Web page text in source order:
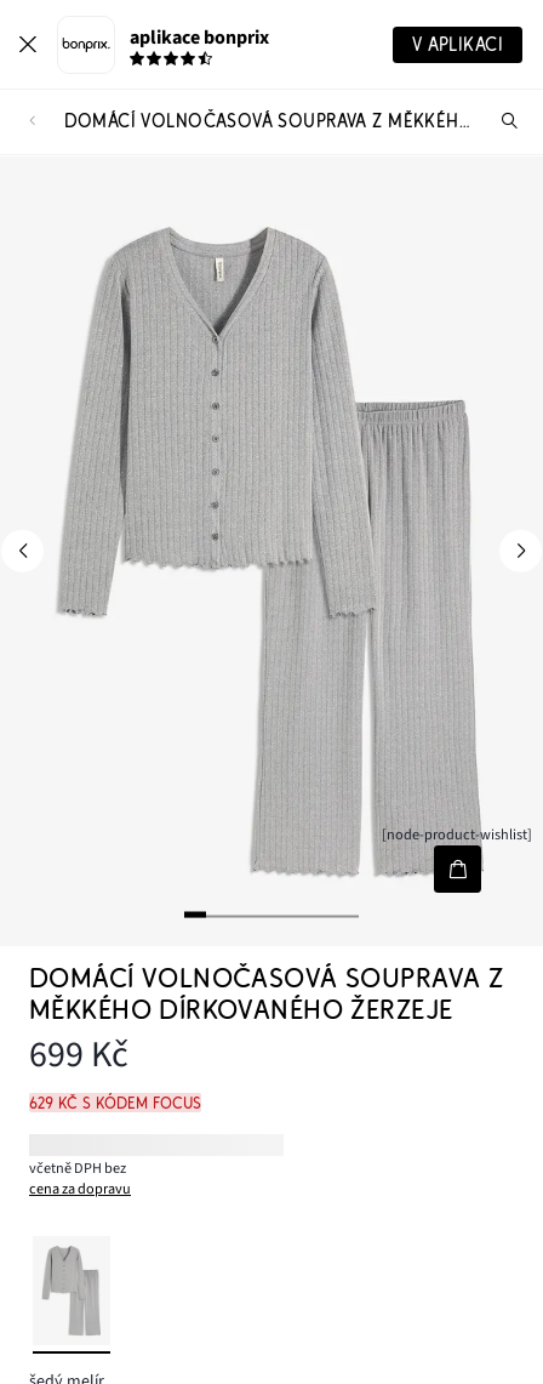
aplikace bonprix V APLIKACI
DOMÁCÍ VOLNOČASOVÁ SOUPRAVA Z MĚKKÉHO DÍRKOVANÉHO ŽERZEJE
[node-product-wishlist]
DOMÁCÍ VOLNOČASOVÁ SOUPRAVA Z
MĚKKÉHO DÍRKOVANÉHO ŽERZEJE
699 Kč
629 Kč s kódem FOCUS
včetně DPH bez
cena za dopravu